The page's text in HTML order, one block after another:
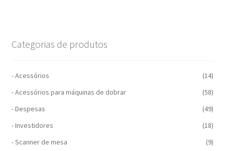
Categorias de produtos
- Acessórios
(14)
- Acessórios para máquinas de dobrar
(58)
- Despesas
(49)
- Investidores
(18)
- Scanner de mesa
(9)